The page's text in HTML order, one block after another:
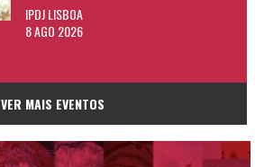
IPDJ LISBOA
8 AGO 2026
VER MAIS EVENTOS